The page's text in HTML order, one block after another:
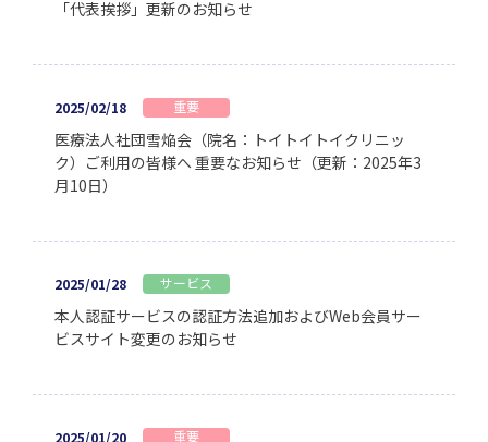
「代表挨拶」更新のお知らせ
2025/02/18 重要
医療法人社団雪焔会（院名：トイトイトイクリニッ
ク）ご利用の皆様へ 重要なお知らせ（更新：2025年3
月10日）
2025/01/28 サービス
本人認証サービスの認証方法追加およびWeb会員サー
ビスサイト変更のお知らせ
2025/01/20 重要